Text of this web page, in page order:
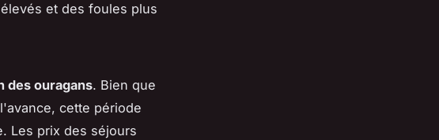
et des foules plus
des ouragans. Bien que
cette période
Les prix des séjours